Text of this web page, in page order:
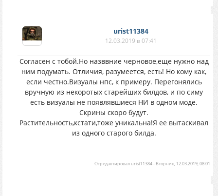
urist11384
12.03.2019 в 07:41
Согласен с тобой.Но назввние черновое,еще нужно над
ним подумать. Отличия, разумеется, есть! Но кому как,
если честно.Визуалы нпс, к примеру. Перегонялись
вручную из некоротых старейших билдов, и по симу
есть визуалы не появлявшиеся НИ в одном моде.
Скрины скоро будут.
Растительность,кстати,тоже уникальна!Я ее вытаскивал
из одного старого билда.
Отредактировалurist11384- Вторник, 12.03.2019, 08:01